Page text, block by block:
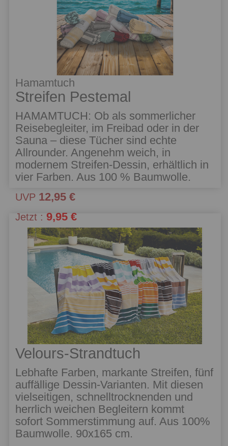
Hamamtuch
Streifen Pestemal
HAMAMTUCH: Ob als sommerlicher
Reisebegleiter, im Freibad oder in der
Sauna – diese Tücher sind echte
Allrounder. Angenehm weich, in
modernem Streifen-Dessin, erhältlich in
vier Farben. Aus 100 % Baumwolle.
UVP 12,95 €
Jetzt : 9,95 €
Velours-Strandtuch
Lebhafte Farben, markante Streifen, fünf
auffällige Dessin-Varianten. Mit diesen
vielseitigen, schnelltrocknenden und
herrlich weichen Begleitern kommt
sofort Sommerstimmung auf. Aus 100%
Baumwolle. 90x165 cm.